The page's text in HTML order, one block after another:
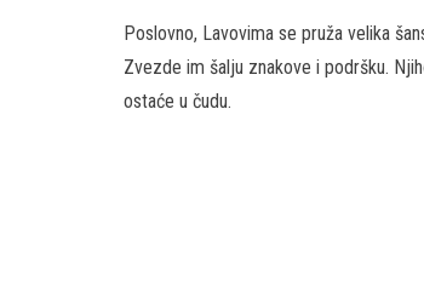
Poslovno, Lavovima se pruža velika
Zvezde im šalju znakove i podršku.
ostaće u čudu.